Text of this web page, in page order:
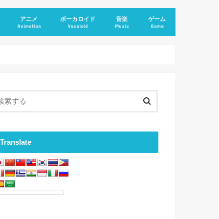
アニメ
Animation
ボーカロイド
Vocaloid
音楽
Music
ゲーム
Game
Translate